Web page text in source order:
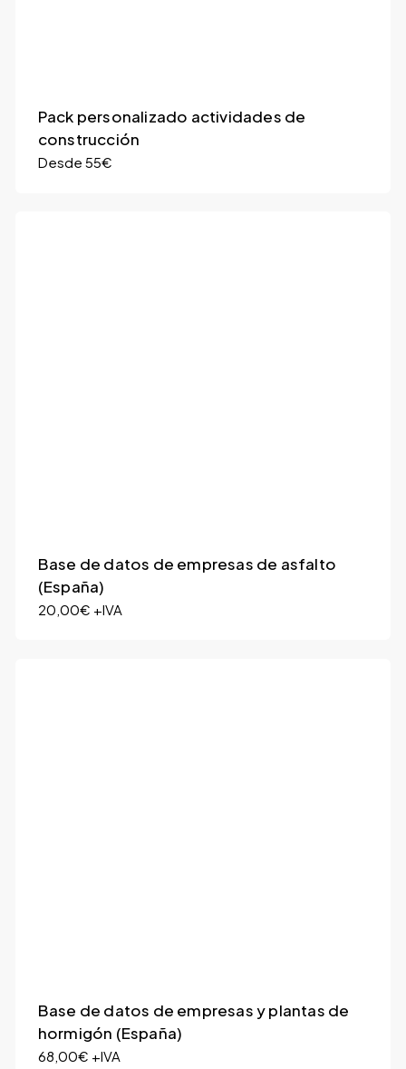
Pack personalizado actividades de
construcción
Desde 55€
Base de datos de empresas de asfalto
(España)
20,00€ +IVA
Base de datos de empresas y plantas de
hormigón (España)
68,00€ +IVA